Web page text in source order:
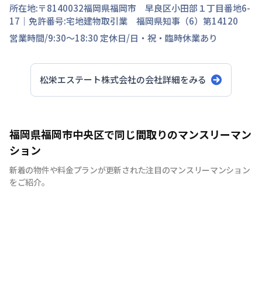
所在地:〒8140032福岡県福岡市 早良区小田部 １丁目番地6-
17 ｜免許番号:宅地建物取引業 福岡県知事（6）第14120
営業時間/9:30～18:30 定休日/日・祝・臨時休業あり
松栄エステート株式会社の会社詳細をみる
福岡県福岡市中央区で同じ間取りのマンスリーマン
ション
新着の物件や料金プランが更新された注目のマンスリーマンション
をご紹介。